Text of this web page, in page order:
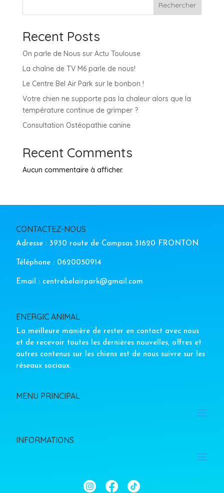
Rechercher
Recent Posts
On parle de Nous sur Actu Toulouse
La chaîne de TV M6 parle de nous!
Le Centre Bel Air Park sur le bonbon !
Votre chien ne supporte pas la chaleur alors que la
température continue de grimper ?
Consultation Ostéopathie canine
Recent Comments
Aucun commentaire à afficher.
CONTACTEZ-NOUS
Adresse : 3930 route de Campsas 31620 FRONTON
Téléphone : 0620050914
Email : centrebelairpark@gmail.com
ENERGIC ANIMAL
La meilleure manière de rester en contact avec nous
et de recevoir toutes les dernières nouvelles, offres et
autres contenus sur les chiens est de nous suivre sur les
réseaux sociaux.
MENU PRINCIPAL
INFORMATIONS